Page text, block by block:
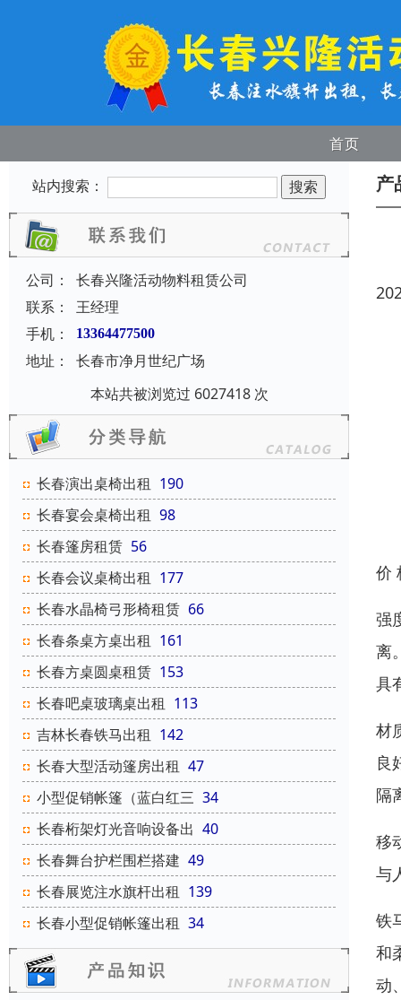
首页
站内搜索：
公司：
长春兴隆活动物料租赁公司
联系：
王经理
手机：
13364477500
地址：
长春市净月世纪广场
本站共被浏览过 6027418 次
长春演出桌椅出租 190
长春宴会桌椅出租 98
长春篷房租赁 56
长春会议桌椅出租 177
长春水晶椅弓形椅租赁 66
长春条桌方桌出租 161
长春方桌圆桌租赁 153
长春吧桌玻璃桌出租 113
吉林长春铁马出租 142
长春大型活动篷房出租 47
小型促销帐篷（蓝白红三 34
长春桁架灯光音响设备出 40
长春舞台护栏围栏搭建 49
长春展览注水旗杆出租 139
长春小型促销帐篷出租 34
产
价
强
离
具
材
良
隔
移
与
铁
和
动